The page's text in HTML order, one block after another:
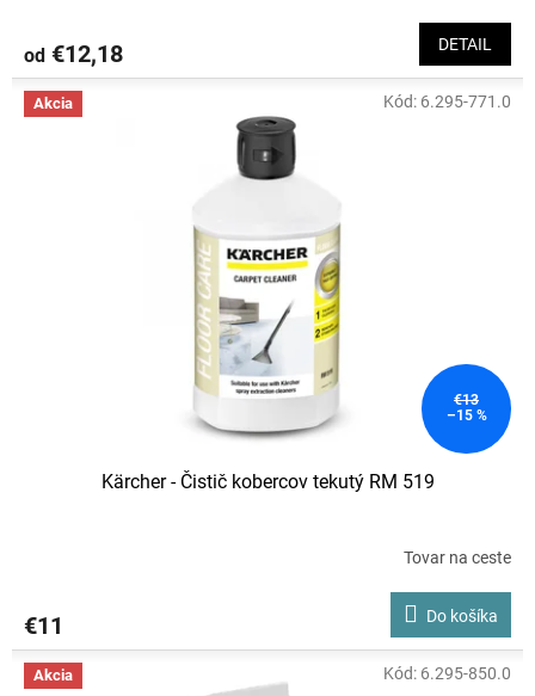
od €12,18 DETAIL
Akcia
€13
–15 %
Kärcher - Čistič kobercov tekutý RM 519
Tovar na ceste
€11 Do košíka
Kód: 6.295-771.0
Akcia Kód: 6.295-850.0